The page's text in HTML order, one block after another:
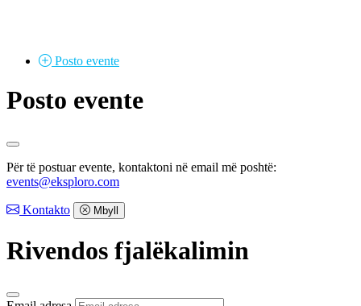
Posto evente
Posto evente
Për të postuar evente, kontaktoni në email më poshtë:
events@eksploro.com
Kontakto Mbyll
Rivendos fjalëkalimin